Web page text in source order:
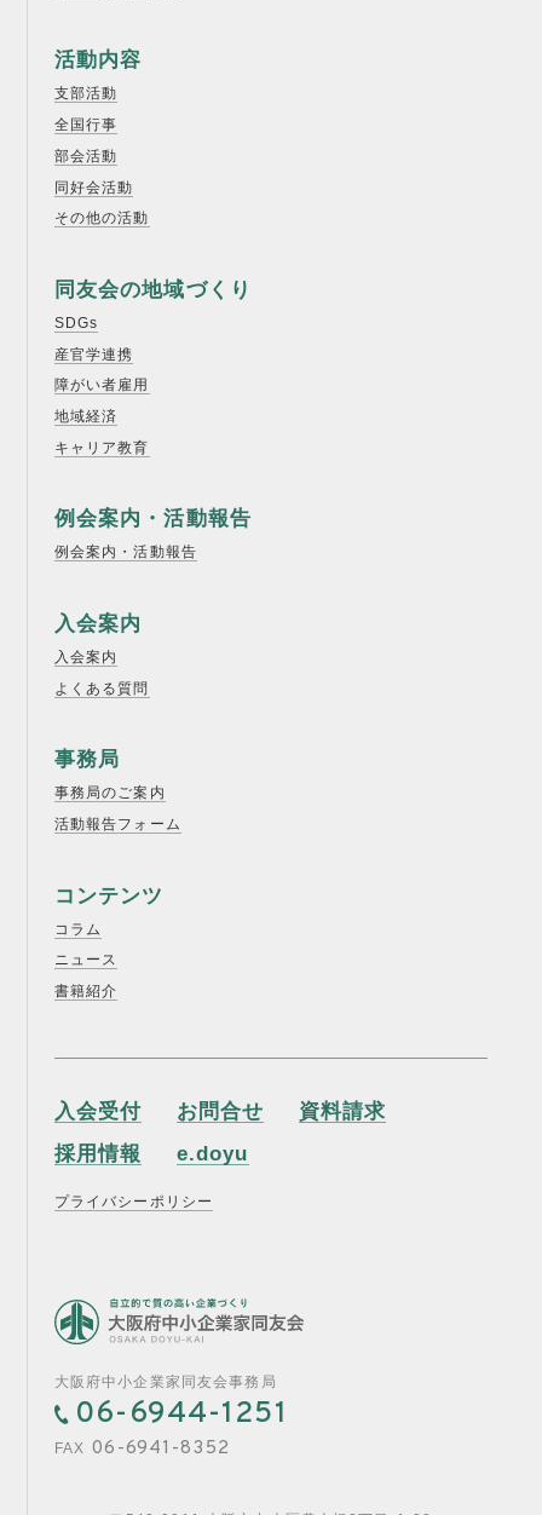
活動内容
支部活動
全国行事
部会活動
同好会活動
その他の活動
同友会の地域づくり
SDGs
産官学連携
障がい者雇用
地域経済
キャリア教育
例会案内・活動報告
例会案内・活動報告
入会案内
入会案内
よくある質問
事務局
事務局のご案内
活動報告フォーム
コンテンツ
コラム
ニュース
書籍紹介
入会受付 お問合せ
資料請求
採用情報
e.doyu
プライバシーポリシー
大阪府中小企業家同友会事務局
06-6944-1251
FAX 06-6941-8352